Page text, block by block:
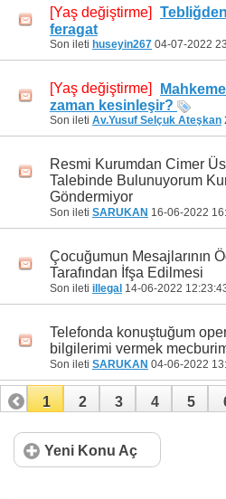
[Yaş değiştirme]
feragat
Son ileti huseyin267 04-07-2022
[Yaş değiştirme]
zaman kesinleşir?
Son ileti Av.Yusuf Selçuk Ateşkan
Resmi Kurumdan Cimer
Talebinde Bulunuyorum
Göndermiyor
Son ileti SARUKAN 16-06-2022
Çocuğumun Mesajlarının
Tarafından İfşa Edilmesi
Son ileti illegal 14-06-2022
Telefonda konuştuğum
bilgilerimi vermek
Son ileti SARUKAN 04-06-2022
1 2 3 4 5
11 12 13 14
Yeni Konu Aç